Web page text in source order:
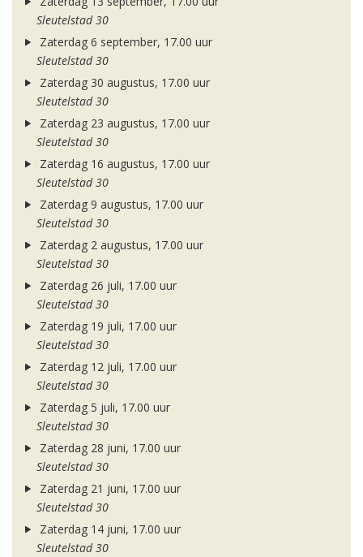
Sleutelstad 30
Zaterdag 6 september, 17.00 uur
Sleutelstad 30
Zaterdag 30 augustus, 17.00 uur
Sleutelstad 30
Zaterdag 23 augustus, 17.00 uur
Sleutelstad 30
Zaterdag 16 augustus, 17.00 uur
Sleutelstad 30
Zaterdag 9 augustus, 17.00 uur
Sleutelstad 30
Zaterdag 2 augustus, 17.00 uur
Sleutelstad 30
Zaterdag 26 juli, 17.00 uur
Sleutelstad 30
Zaterdag 19 juli, 17.00 uur
Sleutelstad 30
Zaterdag 12 juli, 17.00 uur
Sleutelstad 30
Zaterdag 5 juli, 17.00 uur
Sleutelstad 30
Zaterdag 28 juni, 17.00 uur
Sleutelstad 30
Zaterdag 21 juni, 17.00 uur
Sleutelstad 30
Zaterdag 14 juni, 17.00 uur
Sleutelstad 30